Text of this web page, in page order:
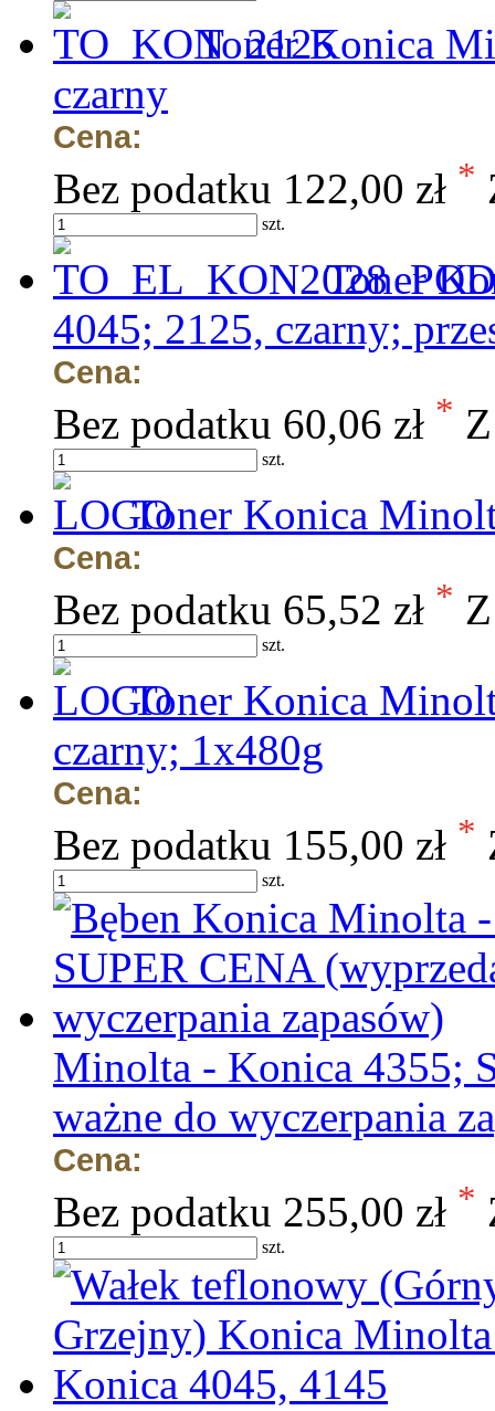
Toner Konica
czarny
Cena:
Bez podatku 122,00 zł *
szt.
Toner
4045; 2125, czarny;
Cena:
Bez podatku 60,06 zł *
szt.
Toner Konica
Cena:
Bez podatku 65,52 zł *
szt.
Toner Konica
czarny; 1x480g
Cena:
Bez podatku 155,00 zł *
szt.
Minolta - Konica 4355;
ważne do wyczerpania
Cena:
Bez podatku 255,00 zł *
szt.